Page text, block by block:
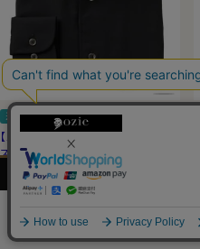
メンズ
シャツ
送料無料 SALE スリム
【メンズ・ドレスシャツ・ワイシャツ】
スリムフィット・ストレッチ・メリノウ
ール・イタリア製生地・イージーケ
ア・イタリアンカラー・ボタンダウ
SALE
（0）